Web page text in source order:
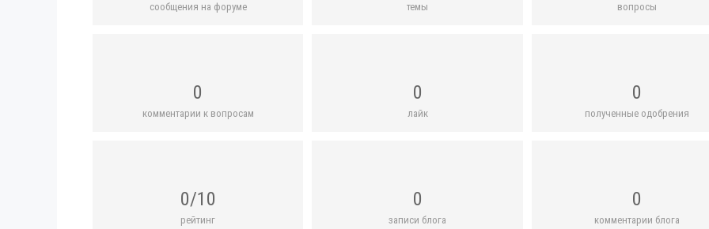
сообщения на форуме темы вопросы
0
комментарии к вопросам
0
лайк
0
полученные одобрения
0/10
рейтинг
0
записи блога
0
комментарии блога